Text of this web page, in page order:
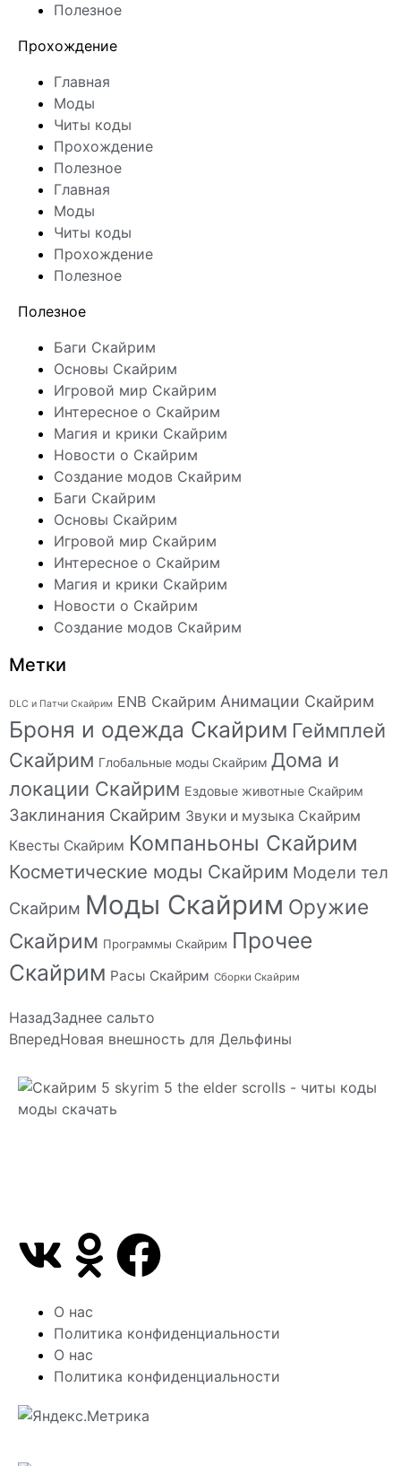
Полезное
Прохождение
Главная
Моды
Читы коды
Прохождение
Полезное
Главная
Моды
Читы коды
Прохождение
Полезное
Полезное
Баги Скайрим
Основы Скайрим
Игровой мир Скайрим
Интересное о Скайрим
Магия и крики Скайрим
Новости о Скайрим
Создание модов Скайрим
Баги Скайрим
Основы Скайрим
Игровой мир Скайрим
Интересное о Скайрим
Магия и крики Скайрим
Новости о Скайрим
Создание модов Скайрим
Метки
DLC и Патчи Скайрим ENB Скайрим Анимации Скайрим
Броня и одежда Скайрим Геймплей
Скайрим Глобальные моды Скайрим Дома и
локации Скайрим Ездовые животные Скайрим
Заклинания Скайрим Звуки и музыка Скайрим
Квесты Скайрим Компаньоны Скайрим
Косметические моды Скайрим Модели тел
Скайрим Моды Скайрим Оружие
Скайрим Программы Скайрим Прочее
Скайрим Расы Скайрим Сборки Скайрим
НазадЗаднее сальто
ВпередНовая внешность для Дельфины
О нас
Политика конфиденциальности
О нас
Политика конфиденциальности